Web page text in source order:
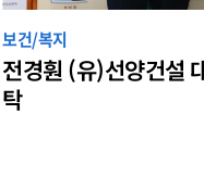
보건/복지
전경훤 (유)선양건설
탁